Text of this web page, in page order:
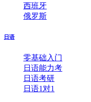
西班牙
俄罗斯
日语
零基础入门
日语能力考
日语考研
日语1对1